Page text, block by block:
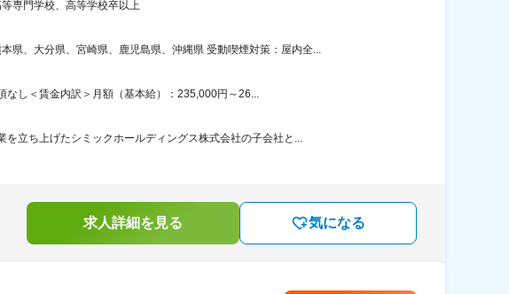
専門学校、高等学校卒以上
県、大分県、宮崎県、鹿児島県、沖縄県 受動喫煙対策：屋内全...
なし＜賃金内訳＞月額（基本給）：235,000円～26...
立ち上げたシミックホールディングス株式会社の子会社と...
求人詳細を見る 気になる